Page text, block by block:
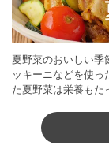
夏野菜のおいしい
ッキーニなどを使
た夏野菜は栄養も